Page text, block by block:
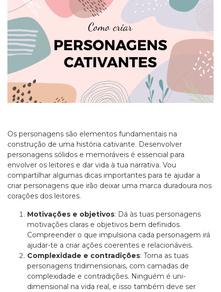
Os personagens são elementos fundamentais na
construção de uma história cativante. Desenvolver
personagens sólidos e memoráveis é essencial para
envolver os leitores e dar vida à tua narrativa. Vou
compartilhar algumas dicas importantes para te ajudar a
criar personagens que irão deixar uma marca duradoura nos
corações dos leitores.
Motivações e objetivos: Dá às tuas personagens
motivações claras e objetivos bem definidos.
Compreender o que impulsiona cada personagem irá
ajudar-te a criar ações coerentes e relacionáveis.
Complexidade e contradições: Torna as tuas
personagens tridimensionais, com camadas de
complexidade e contradições. Ninguém é uni-
dimensional na vida real, e isso também deve ser